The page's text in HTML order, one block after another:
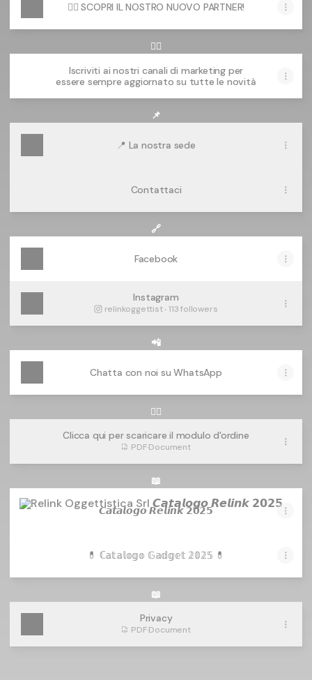
👉🏻 SCOPRI IL NOSTRO NUOVO PARTNER!
✍🏻
Iscriviti ai nostri canali di marketing per
essere sempre aggiornato su tutte le novità
📌​
📍 La nostra sede
Contattaci
🔗​
Facebook
Instagram
relinkoggettist ‧ 113 followers
📲
Chatta con noi su WhatsApp
👇🏻
Clicca qui per scaricare il modulo d'ordine
PDF·Document
📖
𝘾𝙖𝙩𝙖𝙡𝙤𝙜𝙤 𝙍𝙚𝙡𝙞𝙣𝙠 𝟮𝟬𝟮𝟱
𝘾𝙖𝙩𝙖𝙡𝙤𝙜𝙤 𝙍𝙚𝙡𝙞𝙣𝙠 𝟮𝟬𝟮𝟱
💊 ℂ𝕒𝕥𝕒𝕝𝕠𝕘𝕠 𝔾𝕒𝕕𝕘𝕖𝕥 𝟚𝟘𝟚𝟝 💊
📖
Privacy
PDF·Document